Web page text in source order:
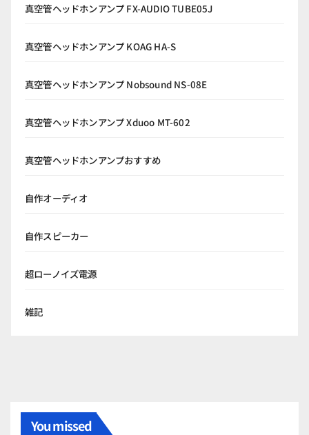
真空管ヘッドホンアンプ FX-AUDIO TUBE05J
真空管ヘッドホンアンプ KOAG HA-S
真空管ヘッドホンアンプ Nobsound NS-08E
真空管ヘッドホンアンプ Xduoo MT-602
真空管ヘッドホンアンプおすすめ
自作オーディオ
自作スピーカー
超ローノイズ電源
雑記
You missed